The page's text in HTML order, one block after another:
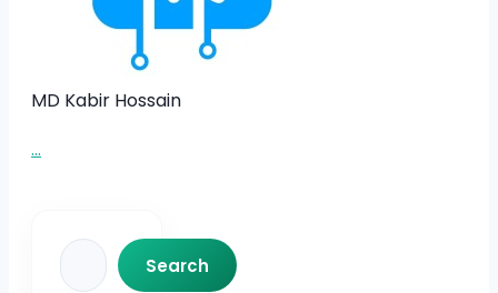
MD Kabir Hossain
...
Search
Search